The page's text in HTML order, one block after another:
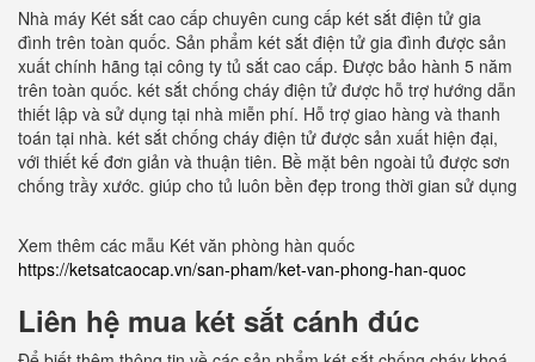
Nhà máy Két sắt cao cấp chuyên cung cấp két sắt điện tử gia
đình trên toàn quốc. Sản phẩm két sắt điện tử gia đình được sản
xuất chính hãng tại công ty tủ sắt cao cấp. Được bảo hành 5 năm
trên toàn quốc. két sắt chống cháy điện tử được hỗ trợ hướng dẫn
thiết lập và sử dụng tại nhà miễn phí. Hỗ trợ giao hàng và thanh
toán tại nhà. két sắt chống cháy điện tử được sản xuất hiện đại,
với thiết kế đơn giản và thuận tiên. Bề mặt bên ngoài tủ được sơn
chống trầy xước. giúp cho tủ luôn bền đẹp trong thời gian sử dụng
Xem thêm các mẫu Két văn phòng hàn quốc
https://ketsatcaocap.vn/san-pham/ket-van-phong-han-quoc
Liên hệ mua két sắt cánh đúc